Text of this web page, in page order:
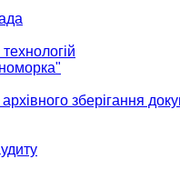
зберігання